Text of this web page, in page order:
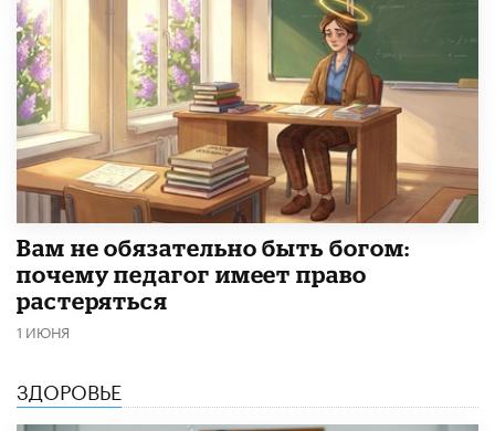
​Вам не обязательно быть богом:
почему педагог имеет право
растеряться
1 ИЮНЯ
ЗДОРОВЬЕ